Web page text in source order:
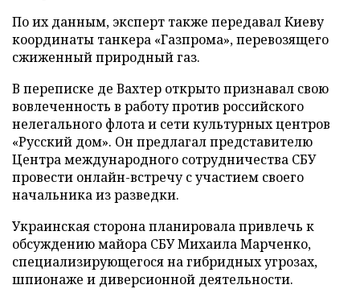
По их данным, эксперт также передавал Киеву
координаты танкера «Газпрома», перевозящего
сжиженный природный газ.
В переписке де Вахтер открыто признавал свою
вовлеченность в работу против российского
нелегального флота и сети культурных центров
«Русский дом». Он предлагал представителю
Центра международного сотрудничества СБУ
провести онлайн-встречу с участием своего
начальника из разведки.
Украинская сторона планировала привлечь к
обсуждению майора СБУ Михаила Марченко,
специализирующегося на гибридных угрозах,
шпионаже и диверсионной деятельности.